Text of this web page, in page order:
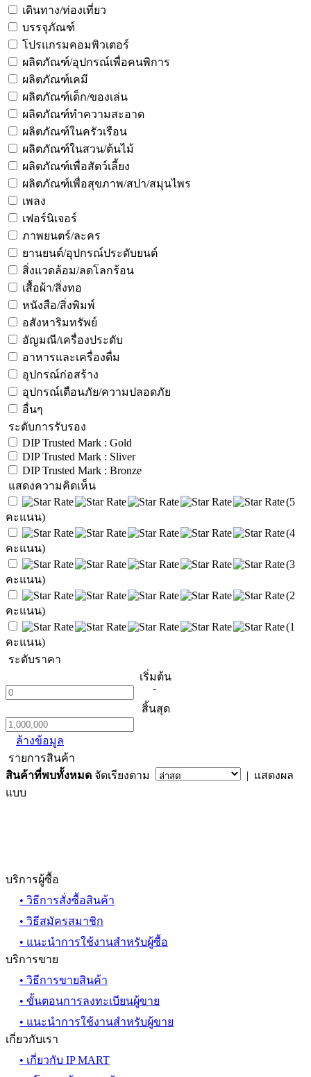
เดินทาง/ท่องเที่ยว
บรรจุภัณฑ์
โปรแกรมคอมพิวเตอร์
ผลิตภัณฑ์/อุปกรณ์เพื่อคนพิการ
ผลิตภัณฑ์เคมี
ผลิตภัณฑ์เด็ก/ของเล่น
ผลิตภัณฑ์ทำความสะอาด
ผลิตภัณฑ์ในครัวเรือน
ผลิตภัณฑ์ในสวน/ต้นไม้
ผลิตภัณฑ์เพื่อสัตว์เลี้ยง
ผลิตภัณฑ์เพื่อสุขภาพ/สปา/สมุนไพร
เพลง
เฟอร์นิเจอร์
ภาพยนตร์/ละคร
ยานยนต์/อุปกรณ์ประดับยนต์
สิ่งแวดล้อม/ลดโลกร้อน
เสื้อผ้า/สิ่งทอ
หนังสือ/สิ่งพิมพ์
อสังหาริมทรัพย์
อัญมณี/เครื่องประดับ
อาหารและเครื่องดื่ม
อุปกรณ์ก่อสร้าง
อุปกรณ์เตือนภัย/ความปลอดภัย
อื่นๆ
ระดับการรับรอง
DIP Trusted Mark : Gold
DIP Trusted Mark : Sliver
DIP Trusted Mark : Bronze
แสดงความคิดเห็น
(5
คะแนน)
(4
คะแนน)
(3
คะแนน)
(2
คะแนน)
(1
คะแนน)
ระดับราคา
เริ่มต้น
สิ้นสุด
-
ล้างข้อมูล
รายการสินค้า
สินค้าที่พบทั้งหมด จัดเรียงตาม
| แสดงผล
แบบ
บริการผู้ซื้อ
• วิธีการสั่งซื้อสินค้า
• วิธีสมัครสมาชิก
• แนะนำการใช้งานสำหรับผู้ซื้อ
บริการขาย
• วิธีการขายสินค้า
• ขั้นตอนการลงทะเบียนผู้ขาย
• แนะนำการใช้งานสำหรับผู้ขาย
เกี่ยวกับเรา
• เกี่ยวกับ IP MART